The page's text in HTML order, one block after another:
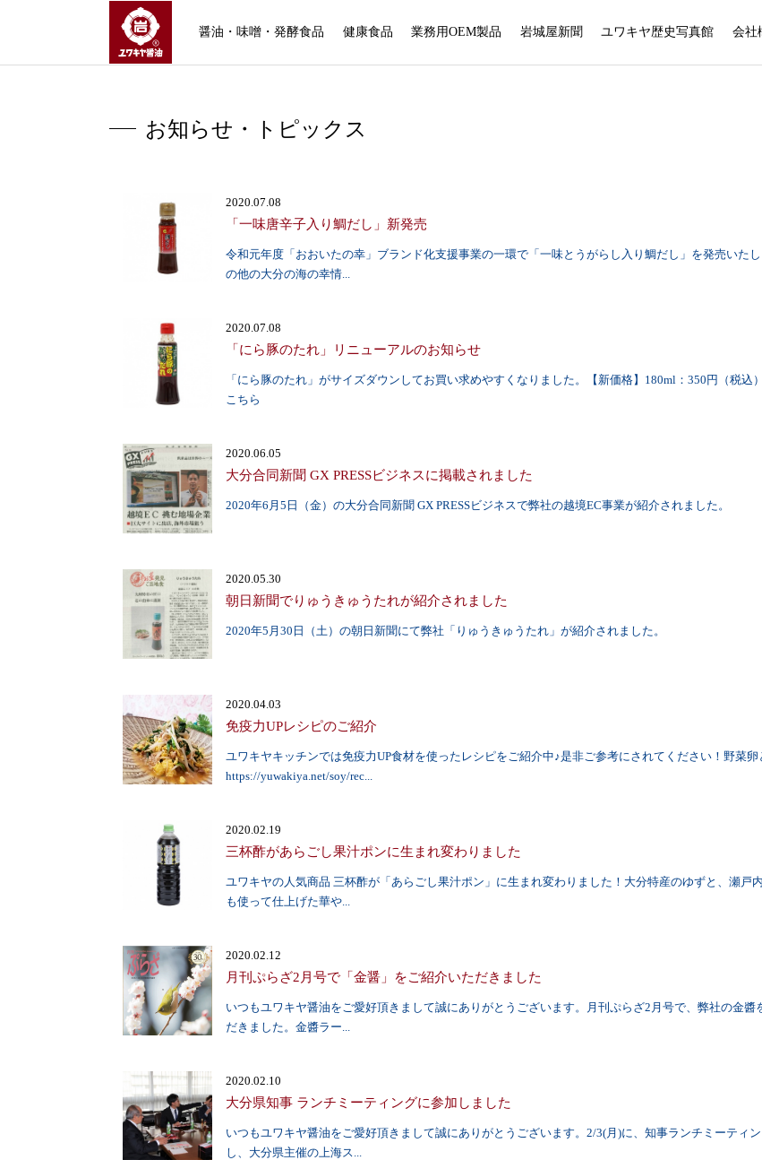
醤油・味噌・発酵食品 健康食品 業務用OEM製品 岩城屋新聞 ユワキヤ歴史写真館 会社
お知らせ・トピックス
2020.07.08
「一味唐辛子入り鯛だし」新発売
令和元年度「おおいたの幸」ブランド化支援事業の一環で「一味とうがらし入り鯛だし」を発売いた
の他の大分の海の幸情...
2020.07.08
「にら豚のたれ」リニューアルのお知らせ
「にら豚のたれ」がサイズダウンしてお買い求めやすくなりました。【新価格】180ml：350円（税込
こちら
2020.06.05
大分合同新聞 GX PRESSビジネスに掲載されました
2020年6月5日（金）の大分合同新聞 GX PRESSビジネスで弊社の越境EC事業が紹介されました。
2020.05.30
朝日新聞でりゅうきゅうたれが紹介されました
2020年5月30日（土）の朝日新聞にて弊社「りゅうきゅうたれ」が紹介されました。
2020.04.03
免疫力UPレシピのご紹介
ユワキヤキッチンでは免疫力UP食材を使ったレシピをご紹介中♪是非ご参考にされてください！野菜卵
https://yuwakiya.net/soy/rec...
2020.02.19
三杯酢があらごし果汁ポンに生まれ変わりました
ユワキヤの人気商品 三杯酢が「あらごし果汁ポン」に生まれ変わりました！大分特産のゆずと、瀬戸
も使って仕上げた華や...
2020.02.12
月刊ぷらざ2月号で「金醤」をご紹介いただきました
いつもユワキヤ醤油をご愛好頂きまして誠にありがとうございます。月刊ぷらざ2月号で、弊社の金醬
だきました。金醬ラー...
2020.02.10
大分県知事 ランチミーティングに参加しました
いつもユワキヤ醤油をご愛好頂きまして誠にありがとうございます。2/3(月)に、知事ランチミーティ
し、大分県主催の上海ス...